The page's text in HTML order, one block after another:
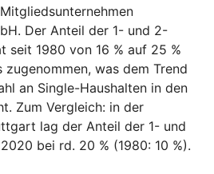
Der Anteil der 1- und 2-
seit 1980 von 16 % auf 25 %
zugenommen, was dem Trend
an Single-Haushalten in den
Zum Vergleich: in der
lag der Anteil der 1- und
bei rd. 20 % (1980: 10 %).